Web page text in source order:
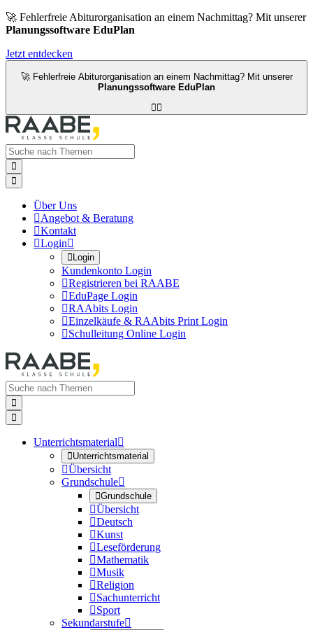
🚀 Fehlerfreie Abiturorganisation an einem Nachmittag? Mit unserer
Planungssoftware EduPlan
Jetzt entdecken
🚀 Fehlerfreie Abiturorganisation an einem Nachmittag? Mit unserer
Planungssoftware EduPlan



Über Uns
Angebot & Beratung
Kontakt
Login
Login
Kundenkonto Login
Registrieren bei RAABE
EduPage Login
RAAbits Login
Einzelkäufe & RAAbits Print Login
Schulleitung Online Login


Unterrichtsmaterial
Unterrichtsmaterial
Übersicht
Grundschule
Grundschule
Übersicht
Deutsch
Kunst
Leseförderung
Mathematik
Musik
Religion
Sachunterricht
Sport
Sekundarstufe